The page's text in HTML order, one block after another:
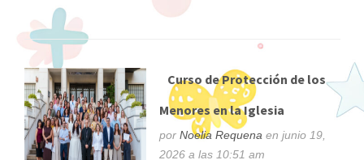
Curso de Protección de los
Menores en la Iglesia
por Noelia Requena en junio 19,
2026 a las 10:51 am